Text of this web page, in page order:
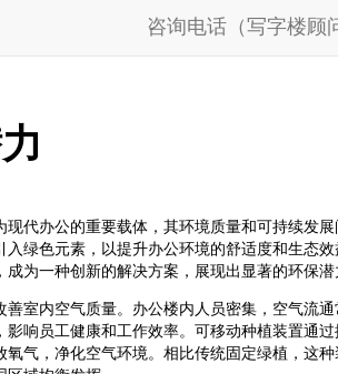
咨询电话（写字楼顾
代办公的重要载体，其环境质量和可持续发
绿色元素，以提升办公环境的舒适度和生态
为一种创新的解决方案，展现出显著的环保潜
室内空气质量。办公楼内人员密集，空气流
响员工健康和工作效率。可移动种植装置通过
气，净化空气环境。相比传统固定绿植，这